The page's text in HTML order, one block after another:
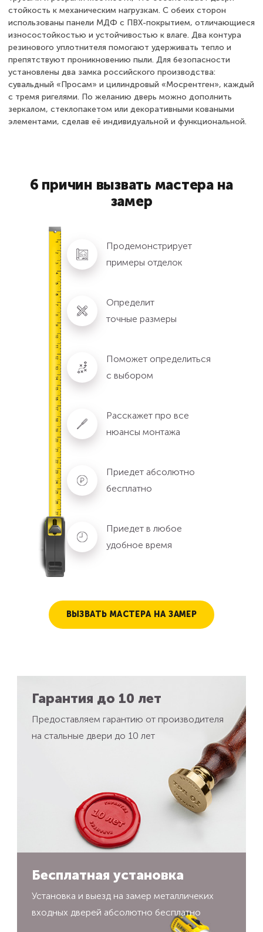
стойкость к механическим нагрузкам. С обеих сторон
использованы панели МДФ с ПВХ-покрытием, отличающиеся
износостойкостью и устойчивостью к влаге. Два контура
резинового уплотнителя помогают удерживать тепло и
препятствуют проникновению пыли. Для безопасности
установлены два замка российского производства:
сувальдный «Просам» и цилиндровый «Мосрентген», каждый
с тремя ригелями. По желанию дверь можно дополнить
зеркалом, стеклопакетом или декоративными коваными
элементами, сделав её индивидуальной и функциональной.
6 причин вызвать мастера на
замер
Продемонстрирует
примеры отделок
Определит
точные размеры
Поможет определиться
с выбором
Расскажет про все
нюансы монтажа
Приедет абсолютно
бесплатно
Приедет в любое
удобное время
ВЫЗВАТЬ МАСТЕРА НА ЗАМЕР
Гарантия до 10 лет
Предоставляем гарантию от производителя
на стальные двери до 10 лет
Бесплатная установка
Установка и выезд на замер металличеких
входных дверей абсолютно бесплатно